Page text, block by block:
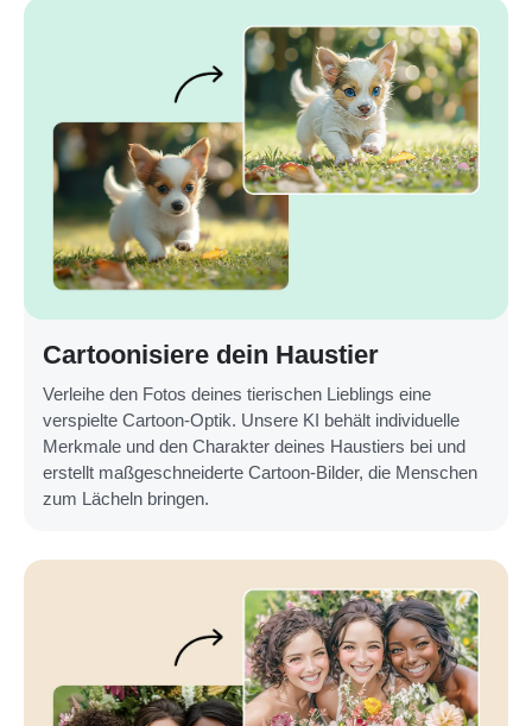
Cartoonisiere dein Haustier
Verleihe den Fotos deines tierischen Lieblings eine
verspielte Cartoon-Optik. Unsere KI behält individuelle
Merkmale und den Charakter deines Haustiers bei und
erstellt maßgeschneiderte Cartoon-Bilder, die Menschen
zum Lächeln bringen.